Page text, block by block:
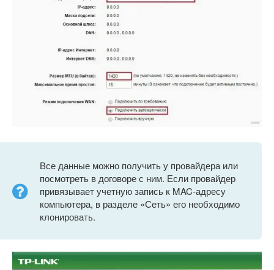
Все данные можно получить у провайдера или
посмотреть в договоре с ним. Если провайдер
привязывает учетную запись к MAC-адресу
компьютера, в разделе «Сеть» его необходимо
клонировать.